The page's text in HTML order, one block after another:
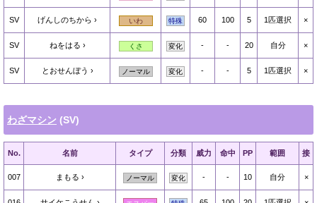
SV げんしのちから いわ 特殊 60 100 5 1匹選択 ×
SV ねをはる くさ 変化 - - 20 自分 ×
SV とおせんぼう ノーマル 変化 - - 5 1匹選択 ×
わざマシン (SV)
No. 名前 タイプ 分類 威力 命中 PP 範囲 接
007 まもる ノーマル 変化 - - 10 自分 ×